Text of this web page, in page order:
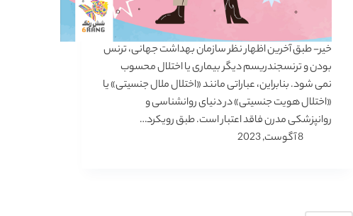
خیر- طبق آخرین اظهار نظر سازمان بهداشت جهانی، ترنس‌
بودن و ترنسجندریسم دیگر بیماری یا اختلال محسوب
نمی شود. بنابراین، عباراتی مانند «اختلال ملال جنسیتی» یا
«اختلال هویت جنسیتی» در دنیای روانشناسی و
روانپزشکی مدرن فاقد اعتبار است. طبق رویکرد…
8 آگوست, 2023